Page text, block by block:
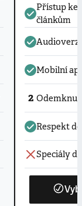
Přístup ke
článkům
Mobilní
2
Respekt
Speciály